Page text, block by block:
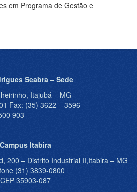
em Programa de Gestão e
Seabra – Sede
Itajubá – MG
Fax: (35) 3622 – 3596
903
Campus Itabira
200 – Distrito Industrial II,Itabira – MG
(31) 3839-0800
CEP 35903-087